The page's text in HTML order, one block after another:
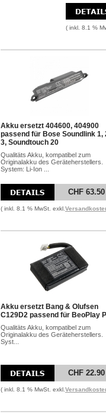
( inkl. 8.1 %
Akku ersetzt 404600, 404900
passend für Bose Soundlink 1,
3, Soundtouch 20
Qualitäts Akku, kompatibel zum
Originalakku des Geräteherstellers.
System: Li-Ion ...
CHF 63.50
( inkl. 8.1 % MwSt. exkl.
Akku ersetzt Bang & Olufsen
C129D2 passend für BeoPlay
Qualitäts Akku, kompatibel zum
Originalakku des Geräteherstellers.
Syst...
CHF 22.90
( inkl. 8.1 % MwSt. exkl.